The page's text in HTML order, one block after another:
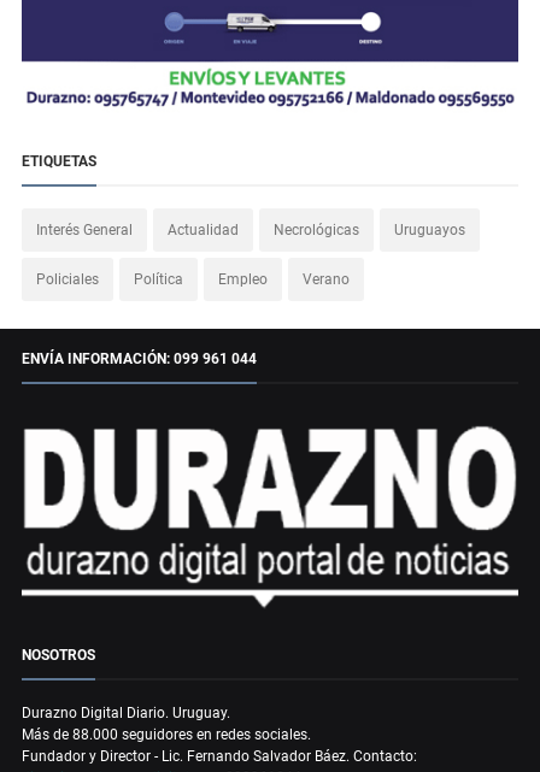
ETIQUETAS
Interés General Actualidad Necrológicas Uruguayos
Policiales Política Empleo Verano
ENVÍA INFORMACIÓN: 099 961 044
NOSOTROS
Durazno Digital Diario. Uruguay.
Más de 88.000 seguidores en redes sociales.
Fundador y Director - Lic. Fernando Salvador Báez. Contacto: